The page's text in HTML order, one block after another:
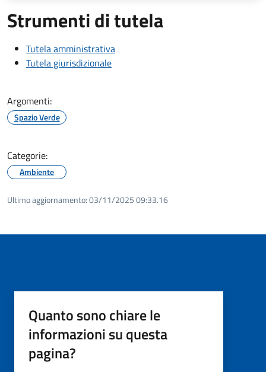
Strumenti di tutela
Tutela amministrativa
Tutela giurisdizionale
Argomenti:
Spazio Verde
Categorie:
Ambiente
Ultimo aggiornamento:03/11/2025 09:33.16
Quanto sono chiare le
informazioni su questa
pagina?